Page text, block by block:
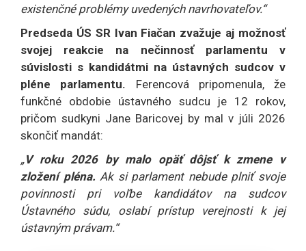
existenčné problémy uvedených navrhovateľov.“
Predseda ÚS SR Ivan Fiačan zvažuje aj možnosť
svojej reakcie na nečinnosť parlamentu v
súvislosti s kandidátmi na ústavných sudcov v
pléne parlamentu. Ferencová pripomenula, že
funkčné obdobie ústavného sudcu je 12 rokov,
pričom sudkyni Jane Baricovej by mal v júli 2026
skončiť mandát:
„V roku 2026 by malo opäť dôjsť k zmene v
zložení pléna. Ak si parlament nebude plniť svoje
povinnosti pri voľbe kandidátov na sudcov
Ústavného súdu, oslabí prístup verejnosti k jej
ústavným právam.“